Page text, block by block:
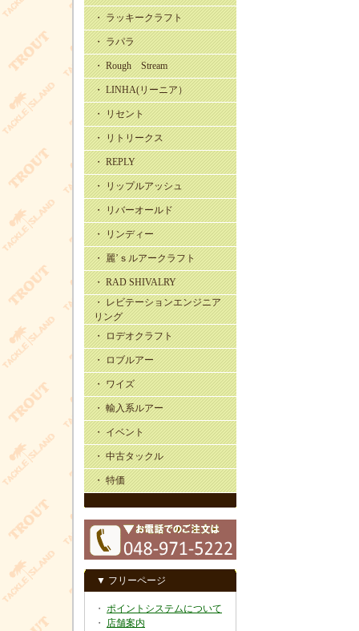
・ ラッキークラフト
・ ラパラ
・ Rough Stream
・ LINHA(リーニア）
・ リセント
・ リトリークス
・ REPLY
・ リップルアッシュ
・ リバーオールド
・ リンディー
・ 麗’ｓルアークラフト
・ RAD SHIVALRY
・ レビテーションエンジニア
リング
・ ロデオクラフト
・ ロブルアー
・ ワイズ
・ 輸入系ルアー
・ イベント
・ 中古タックル
・ 特価
▼ フリーページ
・ ポイントシステムについて
・ 店舗案内